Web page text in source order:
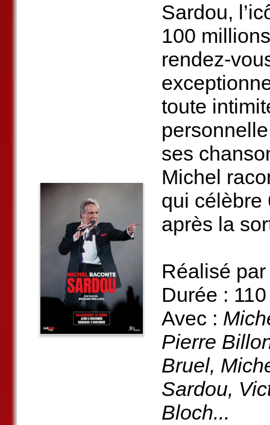
Sardou,
100
rendez-
toute
ses
Michel
qui célèbre
après la
Réalisé
Durée :
Avec :
Pierre
Bruel,
Sardou,
Bloch...